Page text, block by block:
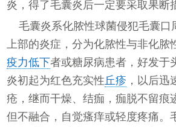
炎，得了毛囊炎后一定要采取果断
毛囊炎系化脓性球菌侵犯毛囊口
上部的炎症，分为化脓性与非化脓
疫力低下者或糖尿病患者，好发于
炎初起为红色充实性丘疹 ，以后迅
疮，继而干燥、结痂，痂脱不留痕
但不融合，自觉瘙痒或轻度疼痛。